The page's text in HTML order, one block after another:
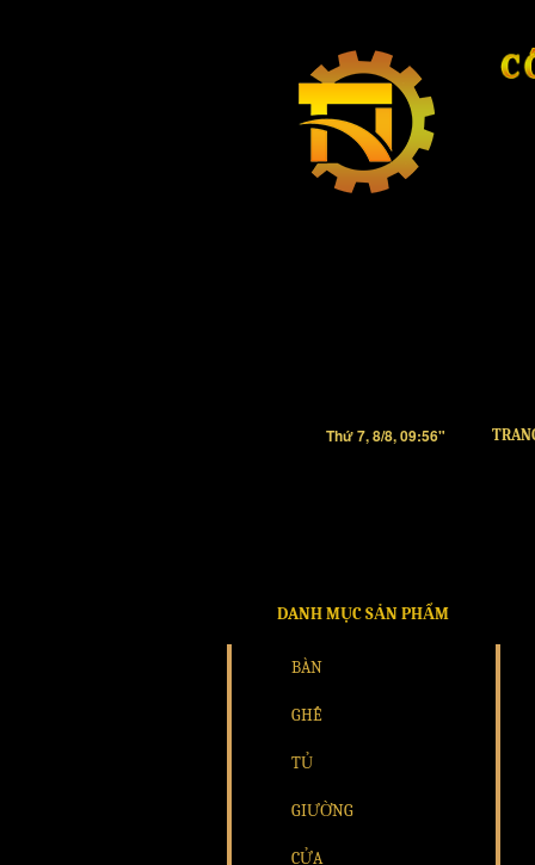
Thứ 7, 8/8, 09:56"
DANH MỤC SẢN PHẨM
BÀN
GHẾ
TỦ
GIƯỜNG
CỬA